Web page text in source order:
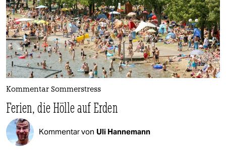
Kommentar Sommerstress
Ferien, die Hölle auf Erden
Kommentar von Uli Hannemann